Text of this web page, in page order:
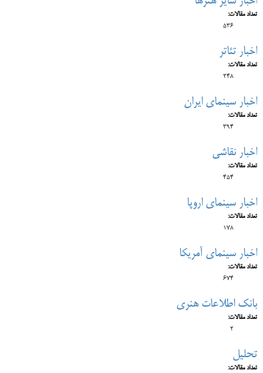
تعداد مقالات:
536
اخبار تئاتر
تعداد مقالات:
248
اخبار سینمای ایران
تعداد مقالات:
394
اخبار نقاشی
تعداد مقالات:
454
اخبار سینمای اروپا
تعداد مقالات:
178
اخبار سینمای آمریکا
تعداد مقالات:
674
بانک اطلاعات هنری
تعداد مقالات:
2
تحلیل
تعداد مقالات: